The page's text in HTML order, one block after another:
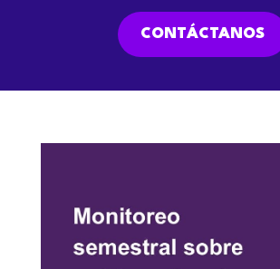
CONTÁCTANOS